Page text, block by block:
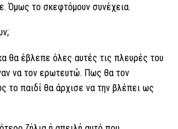
Όμως το σκεφτόμουν συνέχεια.
θα έβλεπε όλες αυτές τις πλευρές του
να τον ερωτευτώ. Πως θα τον
το παιδί θα άρχισε να την βλέπει ως